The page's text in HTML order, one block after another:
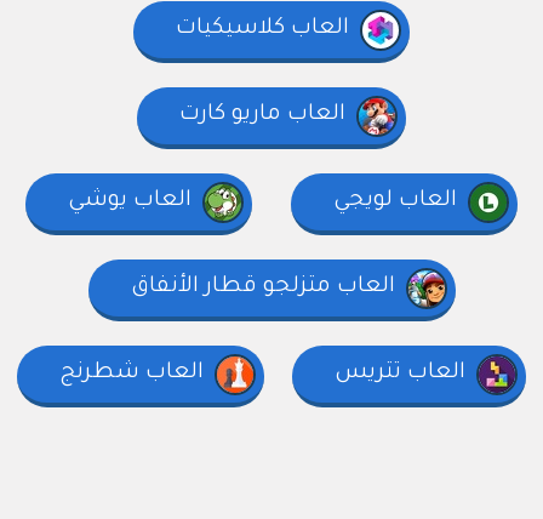
العاب كلاسيكيات
العاب ماريو كارت
العاب لويجي العاب يوشي
العاب متزلجو قطار الأنفاق
العاب تتريس العاب شطرنج